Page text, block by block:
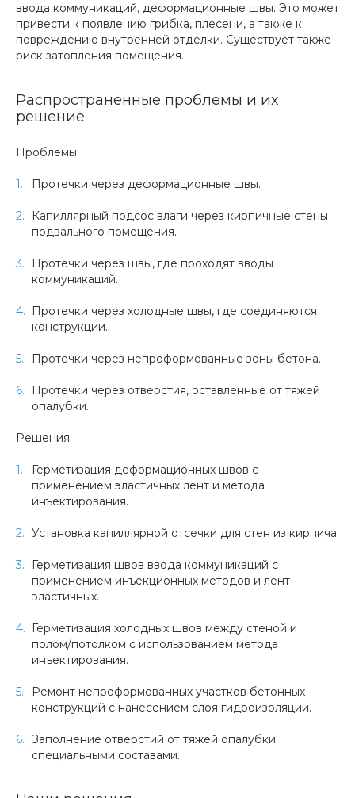
ввода коммуникаций, деформационные швы. Это может
привести к появлению грибка, плесени, а также к
повреждению внутренней отделки. Существует также
риск затопления помещения.
Распространенные проблемы и их
решение
Проблемы:
Протечки через деформационные швы.
Капиллярный подсос влаги через кирпичные стены
подвального помещения.
Протечки через швы, где проходят вводы
коммуникаций.
Протечки через холодные швы, где соединяются
конструкции.
Протечки через непроформованные зоны бетона.
Протечки через отверстия, оставленные от тяжей
опалубки.
Решения:
Герметизация деформационных швов с
применением эластичных лент и метода
инъектирования.
Установка капиллярной отсечки для стен из кирпича.
Герметизация швов ввода коммуникаций с
применением инъекционных методов и лент
эластичных.
Герметизация холодных швов между стеной и
полом/потолком с использованием метода
инъектирования.
Ремонт непроформованных участков бетонных
конструкций с нанесением слоя гидроизоляции.
Заполнение отверстий от тяжей опалубки
специальными составами.